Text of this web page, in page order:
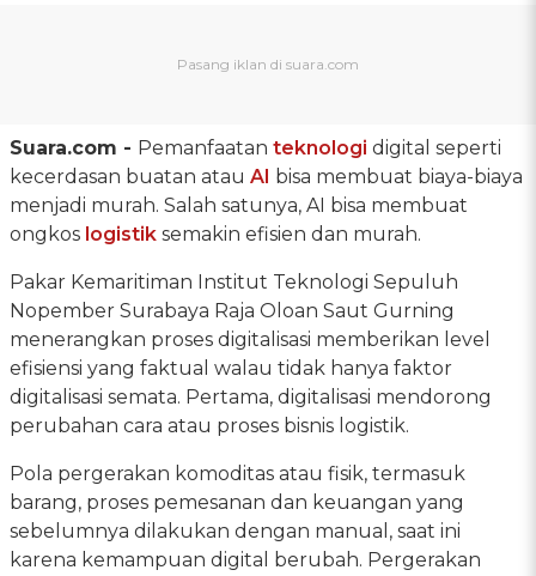
Suara.com - Pemanfaatan teknologi digital seperti
kecerdasan buatan atau AI bisa membuat biaya-biaya
menjadi murah. Salah satunya, AI bisa membuat
ongkos logistik semakin efisien dan murah.
Pakar Kemaritiman Institut Teknologi Sepuluh
Nopember Surabaya Raja Oloan Saut Gurning
menerangkan proses digitalisasi memberikan level
efisiensi yang faktual walau tidak hanya faktor
digitalisasi semata. Pertama, digitalisasi mendorong
perubahan cara atau proses bisnis logistik.
Pola pergerakan komoditas atau fisik, termasuk
barang, proses pemesanan dan keuangan yang
sebelumnya dilakukan dengan manual, saat ini
karena kemampuan digital berubah. Pergerakan